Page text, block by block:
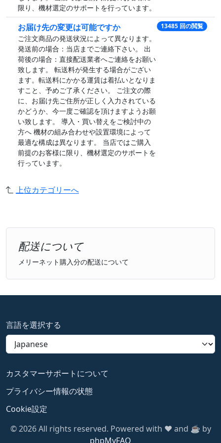
限り、機材選定のサポートを行っています。
お届け先の変更は可能ですか
ご注文商品の発送状況によって異なります。
発送前の場合：当店までご連絡下さい。 出
荷後の場合：直接配送業者へご連絡をお願い
致します。 転送料が発生する場合がござい
ます。転送料にかかる運賃は着払いとなりま
すこと、予めご了承ください。 ご注文の際
に、お届け先ご住所が正しく入力されている
かどうか、今一度ご確認を頂けますようお願
い致します。 導入・買い替えをご検討中の
方へ 機材の組み合わせや設置環境によって
最適な構成は異なります。 当店ではご購入
前提のお客様に限り、機材選定のサポートを
行っています。
13485 回の閲覧
上位カテゴリーへ
配送について
メリーネット購入分の配送について
言語を選択する
カスタマーサポートについて
プライバシー情報の状態
Cookie設定
© 2026 All rights reserved. Powered with ❤️ and ☕️ by
phpMyFAQ